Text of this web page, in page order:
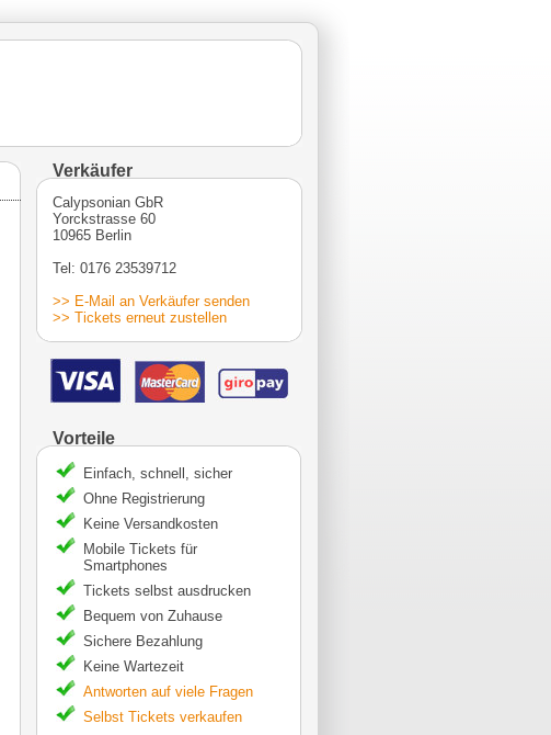
Verkäufer
Calypsonian GbR
Yorckstrasse 60
10965 Berlin
Tel: 0176 23539712
>> E-Mail an Verkäufer senden
>> Tickets erneut zustellen
Vorteile
Einfach, schnell, sicher
Ohne Registrierung
Keine Versandkosten
Mobile Tickets für
Smartphones
Tickets selbst ausdrucken
Bequem von Zuhause
Sichere Bezahlung
Keine Wartezeit
Antworten auf viele Fragen
Selbst Tickets verkaufen